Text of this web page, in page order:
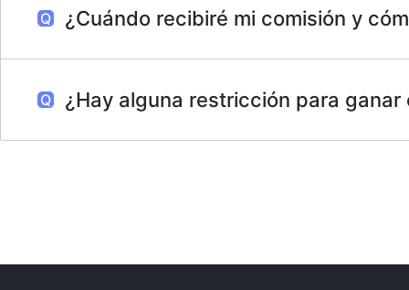
¿Cuándo recibiré mi comisión y
¿Hay alguna restricción para ganar